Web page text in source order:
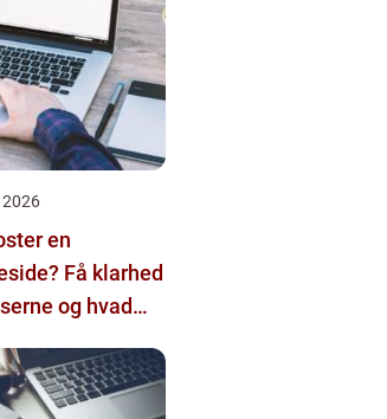
en
Få klarhed
og hvad